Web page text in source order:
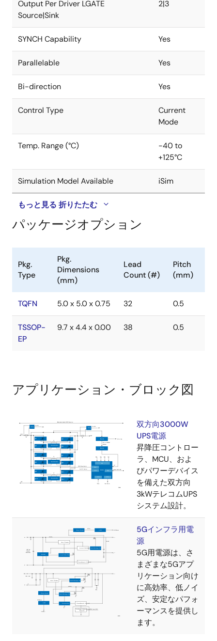
もEPADを採用し、熱性能と耐ノイズ性を向上させてい
デフォルトの内部設定値により、シンプルな電源設計
す。
Output Per Driver LGATE
Source|Sink
2|3
SYNCH Capability Yes
Parallelable Yes
Bi-direction Yes
Control Type
Current
Mode
Temp. Range (°C)
-40 to
+125°C
Simulation Model Available iSim
もっと見る 折りたたむ
パッケージオプション
Pkg.
Type
Pkg.
Dimensions
(mm)
Lead
Count (#)
Pitch
(mm)
TQFN 5.0 x 5.0 x 0.75 32 0.5
TSSOP-
EP
9.7 x 4.4 x 0.00 38 0.5
アプリケーション・ブロック図
双方向3000W
UPS電源
昇降圧コントロー
ラ、MCU、およ
びパワーデバイス
を備えた双方向
3kWテレコムUPS
システム設計。
5Gインフラ用電
源
5G用電源は、さ
まざまな5Gアプ
リケーション向け
に高効率、低ノイ
ズ、安定なパフォ
ーマンスを提供し
ます。